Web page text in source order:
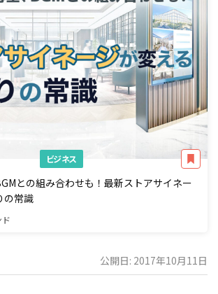
ビジネス
との組み合わせも！最新ストアサイネー
の常識
公開日: 2017年10月11日